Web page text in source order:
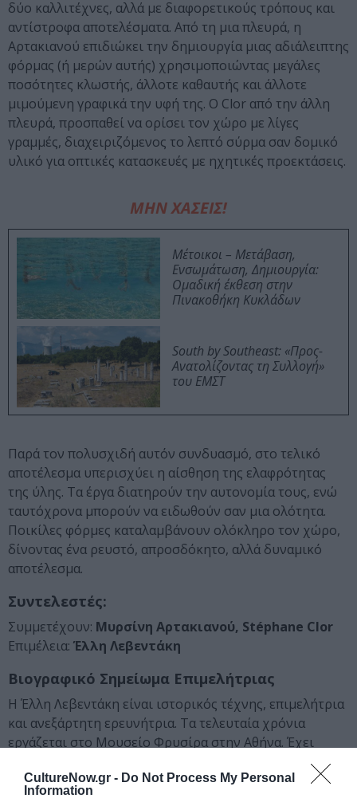
CultureNow.gr - Do Not Process My Personal
Information
δύο καλλιτέχνες, αλλά με διαφορετικούς τρόπους και
αντίστροφα αποτελέσματα. Από τη μια πλευρά, η
Αρτακιανού επιδιώκει την δημιουργία μιας αδιάλειπτης
φόρμας (ή μερών αυτής) χρησιμοποιώντας μεγάλες
ποσότητες κλωστής, άλλοτε καθαυτής και άλλοτε
μιμούμενη γραφικά την υφή της. Ο Clor από την άλλη
πλευρά, προσπαθεί να ορίσει τον χώρο με λίγες
γραμμές, διαχειριζόμενος το λεπτό σύρμα σαν δομικό
υλικό για οπτικές κατασκευές με ηχητικές προεκτάσεις.
ΜΗΝ ΧΑΣΕΙΣ!
Μέτοικοι – Μετάβαση,
Ενσωμάτωση, Δημιουργία:
Ομαδική έκθεση στην
Πινακοθήκη Κυκλάδων
South by Southeast: «Προς-
Ανατολίζοντας τη Συλλογή»
του ΕΜΣΤ
Παρά τον πολυσχιδή αυτόν συνδυασμό, στο τελικό
αποτέλεσμα υπερισχύει η αίσθηση της ελαφρότητας
της ύλης. Τα έργα διατηρούν την αυτονομία τους, ενώ
ταυτόχρονα μπορούν να ειδωθούν σαν μια ολότητα.
Ποικίλες φόρμες καταλαμβάνουν ολόκληρο τον χώρο,
δίνοντας ένα ρευστό, απροσδόκητο, αλλά δυναμικό
αποτέλεσμα.
Συντελεστές:
Συμμετέχουν: Μυρσίνη Αρτακιανού, Stéphane Clor
Eπιμέλεια: Έλλη Λεβεντάκη
Βιογραφικό Σημείωμα Επιμελήτριας
Η Έλλη Λεβεντάκη είναι ιστορικός τέχνης, επιμελήτρια
και ανεξάρτητη ερευνήτρια. Τα τελευταία χρόνια
εργάζεται στο Μουσείο Φρυσίρα στην Αθήνα. Έχει
πτυχίο Ιστορίας και Θεωρίας της Τέχνης, καθώς και
μεταπτυχιακό δίπλωμα στην Ιστορίας Τέχνης και την
Επιμέλεια Εκθέσεων, από το Τμήμα Εικαστικών Τεχνών